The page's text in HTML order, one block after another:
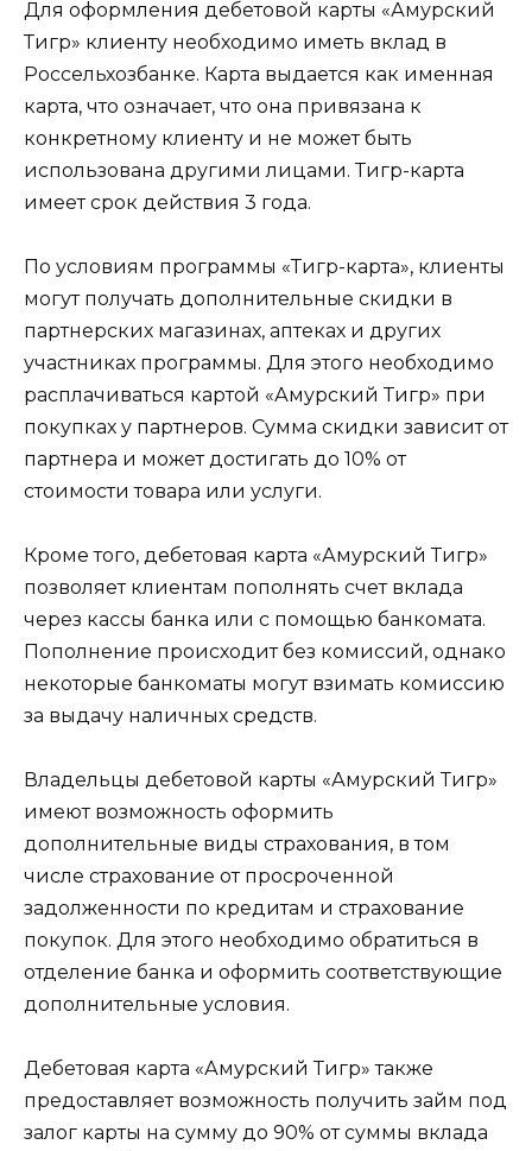
Для оформления дебетовой карты «Амурский
Тигр» клиенту необходимо иметь вклад в
Россельхозбанке. Карта выдается как именная
карта, что означает, что она привязана к
конкретному клиенту и не может быть
использована другими лицами. Тигр-карта
имеет срок действия 3 года.
По условиям программы «Тигр-карта», клиенты
могут получать дополнительные скидки в
партнерских магазинах, аптеках и других
участниках программы. Для этого необходимо
расплачиваться картой «Амурский Тигр» при
покупках у партнеров. Сумма скидки зависит от
партнера и может достигать до 10% от
стоимости товара или услуги.
Кроме того, дебетовая карта «Амурский Тигр»
позволяет клиентам пополнять счет вклада
через кассы банка или с помощью банкомата.
Пополнение происходит без комиссий, однако
некоторые банкоматы могут взимать комиссию
за выдачу наличных средств.
Владельцы дебетовой карты «Амурский Тигр»
имеют возможность оформить
дополнительные виды страхования, в том
числе страхование от просроченной
задолженности по кредитам и страхование
покупок. Для этого необходимо обратиться в
отделение банка и оформить соответствующие
дополнительные условия.
Дебетовая карта «Амурский Тигр» также
предоставляет возможность получить займ под
залог карты на сумму до 90% от суммы вклада